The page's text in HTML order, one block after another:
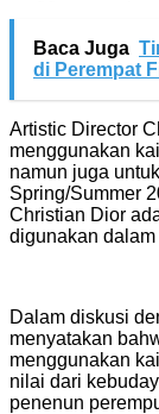
Baca Juga
di Perempat
Artistic Director
menggunakan
namun juga
Spring/Summer
Christian Dior
digunakan
Dalam diskusi
menyatakan
menggunakan
nilai dari
penenun